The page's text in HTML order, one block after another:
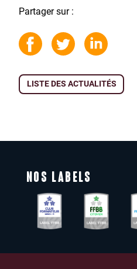
Partager sur :
LISTE DES ACTUALITÉS
NOS LABELS